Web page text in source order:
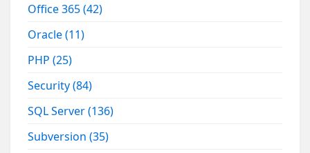
Office 365(42)
Oracle(11)
PHP(25)
Security(84)
SQL Server(136)
Subversion(35)